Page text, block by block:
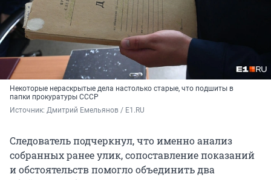
Некоторые нераскрытые дела настолько старые, что подшиты в
папки прокуратуры СССР
Источник: Дмитрий Емельянов / E1.RU
Следователь подчеркнул, что именно анализ
собранных ранее улик, сопоставление показаний
и обстоятельств помогло объединить два